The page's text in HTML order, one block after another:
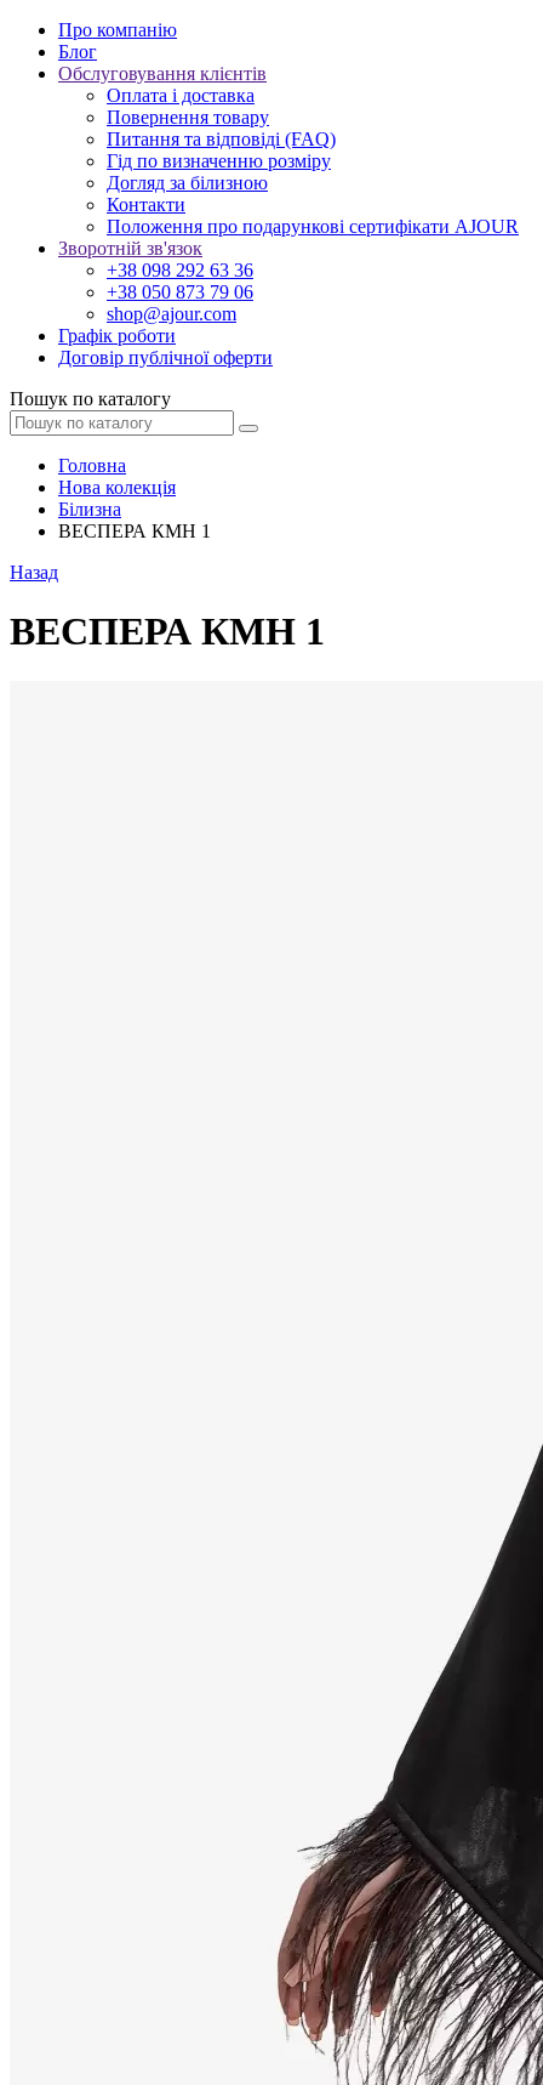
Про компанію
Блог
Обслуговування клієнтів
Оплата і доставка
Повернення товару
Питання та відповіді (FAQ)
Гід по визначенню розміру
Догляд за білизною
Контакти
Положення про подарункові сертифікати AJOUR
Зворотній зв'язок
+38 098 292 63 36
+38 050 873 79 06
shop@ajour.com
Графік роботи
Договір публічної оферти
Пошук по каталогу
Головна
Нова колекція
Білизна
ВЕСПЕРА КМН 1
Назад
ВЕСПЕРА КМН 1